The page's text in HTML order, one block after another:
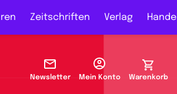
Zeitschriften Verlag Handel
Newsletter Mein Konto Warenkorb